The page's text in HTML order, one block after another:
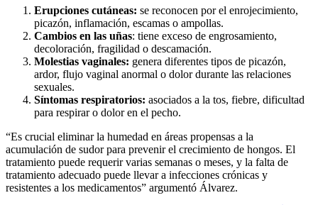
Erupciones cutáneas: se reconocen por el enrojecimiento,
picazón, inflamación, escamas o ampollas.
Cambios en las uñas: tiene exceso de engrosamiento,
decoloración, fragilidad o descamación.
Molestias vaginales: genera diferentes tipos de picazón,
ardor, flujo vaginal anormal o dolor durante las relaciones
sexuales.
Síntomas respiratorios: asociados a la tos, fiebre, dificultad
para respirar o dolor en el pecho.
“Es crucial eliminar la humedad en áreas propensas a la
acumulación de sudor para prevenir el crecimiento de hongos. El
tratamiento puede requerir varias semanas o meses, y la falta de
tratamiento adecuado puede llevar a infecciones crónicas y
resistentes a los medicamentos” argumentó Álvarez.